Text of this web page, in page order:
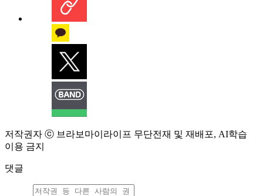
저작권자 ⓒ 브라보마이라이프 무단전재 및 재배포, AI학습
이용 금지
댓글